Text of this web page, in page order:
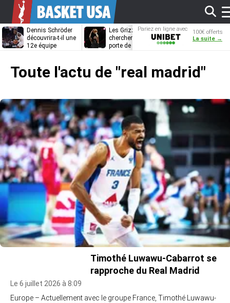
Dennis Schröder
découvrira-t-il une
12e équipe
Les Grizzlies
cherchent déjà une
porte de sortie
Dwane Casey
bientôt coach
Pariez en ligne avec
Unibet
100€ offerts
La suite →
Toute l'actu de "real madrid"
Timothé Luwawu-Cabarrot se
rapproche du Real Madrid
Le 6 juillet 2026 à 8:09
Europe – Actuellement avec le groupe France, Timothé Luwawu-